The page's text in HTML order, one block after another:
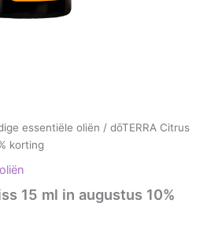
essentiële oliën / dōTERRA Citrus
korting
15 ml in augustus 10%